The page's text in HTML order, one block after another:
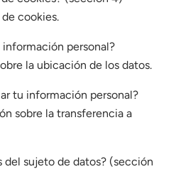
cookies.
personal?
la ubicación de los datos.
tu información personal?
sobre la transferencia a
del sujeto de datos? (sección